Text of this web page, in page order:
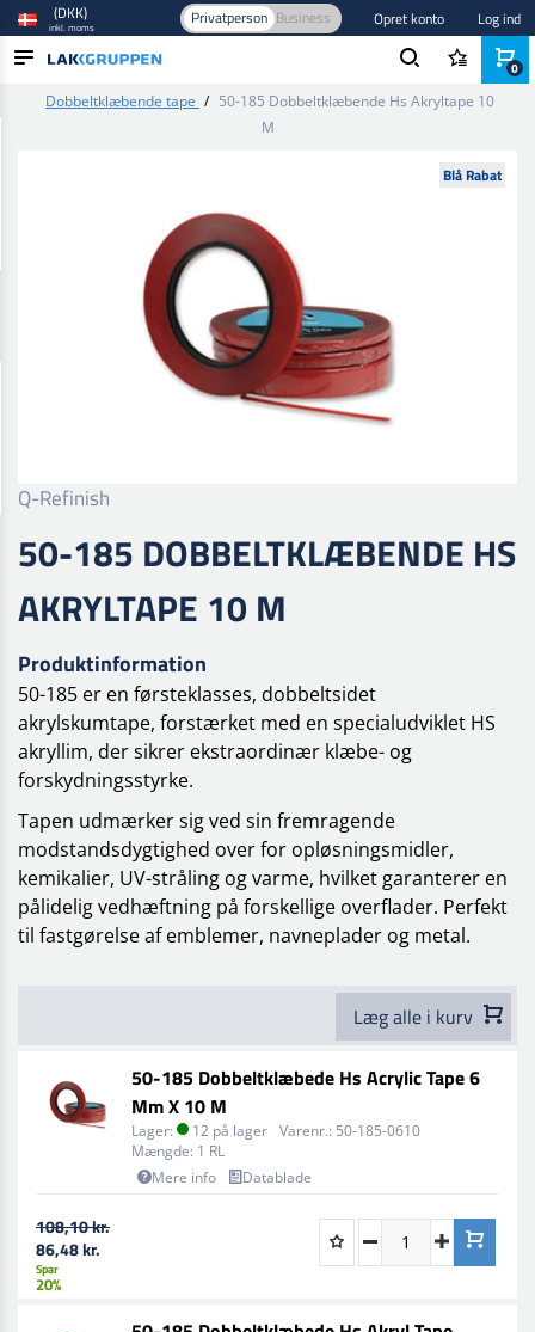
(DKK)
inkl. moms Privatperson Business Opret konto Log ind
Dobbeltklæbende tape / 50-185 Dobbeltklæbende Hs Akryltape 10
M
Blå Rabat
Q-Refinish
50-185 DOBBELTKLÆBENDE HS
AKRYLTAPE 10 M
Produktinformation
50-185 er en førsteklasses, dobbeltsidet
akrylskumtape, forstærket med en specialudviklet HS
akryllim, der sikrer ekstraordinær klæbe- og
forskydningsstyrke.
Tapen udmærker sig ved sin fremragende
modstandsdygtighed over for opløsningsmidler,
kemikalier, UV-stråling og varme, hvilket garanterer en
pålidelig vedhæftning på forskellige overflader. Perfekt
til fastgørelse af emblemer, navneplader og metal.
Læg alle i kurv
50-185 Dobbeltklæbede Hs Acrylic Tape 6
Mm X 10 M
Lager: 12 på lager Varenr.: 50-185-0610
Mængde: 1 RL
Mere info
Datablade
108,10 kr.
86,48 kr.
Spar
20%
0